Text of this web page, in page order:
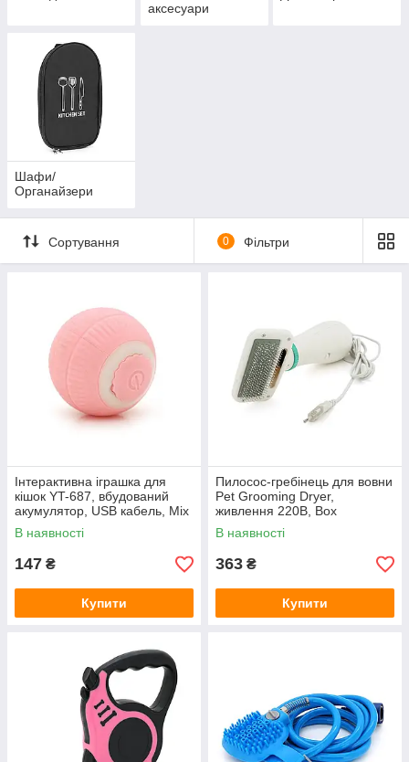
аксесуари
Шафи/
Органайзери
Сортування 0 Фільтри
Інтерактивна іграшка для
кішок YT-687, вбудований
акумулятор, USB кабель, Mix
color, Box
В наявності
147 ₴
Купити
Пилосос-гребінець для вовни
Pet Grooming Dryer,
живлення 220В, Box
В наявності
363 ₴
Купити